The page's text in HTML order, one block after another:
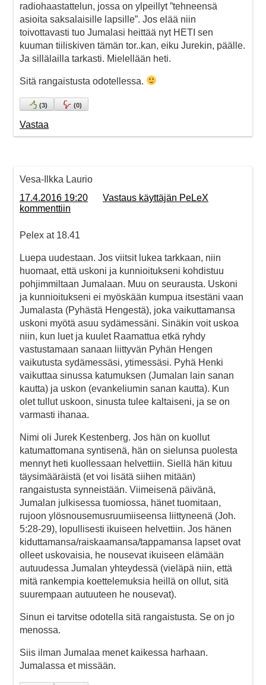
radiohaastattelun, jossa on ylpeillyt ”tehneensä
asioita saksalaisille lapsille”. Jos elää niin
toivottavasti tuo Jumalasi heittää nyt HETI sen
kuuman tiiliskiven tämän tor..kan, eiku Jurekin, päälle.
Ja sillälailla tarkasti. Mielellään heti.
Sitä rangaistusta odotellessa.
(3) (0)
Vastaa
Vesa-Ilkka Laurio
17.4.2016 19:20
Vastaus käyttäjän PeLeX
kommenttiin
Pelex at 18.41
Luepa uudestaan. Jos viitsit lukea tarkkaan, niin
huomaat, että uskoni ja kunnioitukseni kohdistuu
pohjimmiltaan Jumalaan. Muu on seurausta. Uskoni
ja kunnioitukseni ei myöskään kumpua itsestäni vaan
Jumalasta (Pyhästä Hengestä), joka vaikuttamansa
uskoni myötä asuu sydämessäni. Sinäkin voit uskoa
niin, kun luet ja kuulet Raamattua etkä ryhdy
vastustamaan sanaan liittyvän Pyhän Hengen
vaikutusta sydämessäsi, ytimessäsi. Pyhä Henki
vaikuttaa sinussa katumuksen (Jumalan lain sanan
kautta) ja uskon (evankeliumin sanan kautta). Kun
olet tullut uskoon, sinusta tulee kaltaiseni, ja se on
varmasti ihanaa.
Nimi oli Jurek Kestenberg. Jos hän on kuollut
katumattomana syntisenä, hän on sielunsa puolesta
mennyt heti kuollessaan helvettiin. Siellä hän kituu
täysimääräistä (et voi lisätä siihen mitään)
rangaistusta synneistään. Viimeisenä päivänä,
Jumalan julkisessa tuomiossa, hänet tuomitaan,
rujoon ylösnousemusruumiiseensa liittyneenä (Joh.
5:28-29), lopullisesti ikuiseen helvettiin. Jos hänen
kiduttamansa/raiskaamansa/tappamansa lapset ovat
olleet uskovaisia, he nousevat ikuiseen elämään
autuudessa Jumalan yhteydessä (vieläpä niin, että
mitä rankempia koettelemuksia heillä on ollut, sitä
suurempaan autuuteen he nousevat).
Sinun ei tarvitse odotella sitä rangaistusta. Se on jo
menossa.
Siis ilman Jumalaa menet kaikessa harhaan.
Jumalassa et missään.